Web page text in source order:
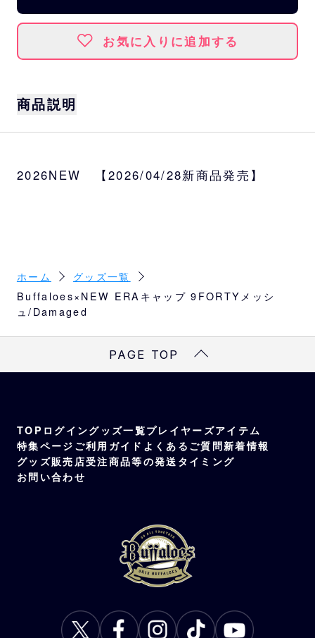
お気に入りに追加する
商品説明
グにも自然に馴染む、こなれ感のある仕上が
アジャスタブル(57cm～61cm)
カラー
ブラック、ウォッシュドデニム
2026NEW 【2026/04/28新商品発売】
ホーム
グッズ一覧
Buffaloes×NEW ERAキャップ 9FORTYメッシ
ュ/Damaged
PAGE TOP
TOP ログイングッズ一覧プレイヤーズアイテム
特集ページ ご利用ガイド よくあるご質問新着情報
グッズ販売店受注商品等の発送タイミング
お問い合わせ